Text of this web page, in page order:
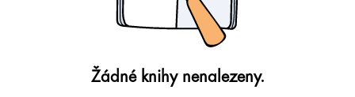
Žádné knihy nenalezeny.